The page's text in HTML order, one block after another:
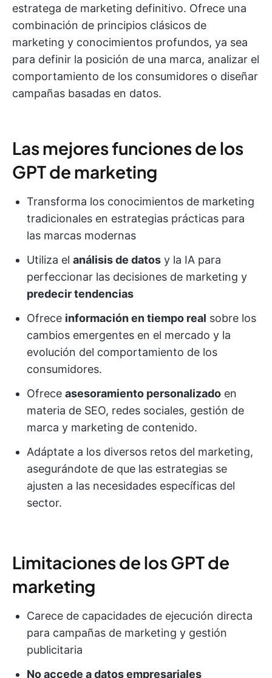
estratega de marketing definitivo. Ofrece una
combinación de principios clásicos de
marketing y conocimientos profundos, ya sea
para definir la posición de una marca, analizar el
comportamiento de los consumidores o diseñar
campañas basadas en datos.
Las mejores funciones de los
GPT de marketing
Transforma los conocimientos de marketing
tradicionales en estrategias prácticas para
las marcas modernas
Utiliza el análisis de datos y la IA para
perfeccionar las decisiones de marketing y
predecir tendencias
Ofrece información en tiempo real sobre los
cambios emergentes en el mercado y la
evolución del comportamiento de los
consumidores.
Ofrece asesoramiento personalizado en
materia de SEO, redes sociales, gestión de
marca y marketing de contenido.
Adáptate a los diversos retos del marketing,
asegurándote de que las estrategias se
ajusten a las necesidades específicas del
sector.
Limitaciones de los GPT de
marketing
Carece de capacidades de ejecución directa
para campañas de marketing y gestión
publicitaria
No accede a datos empresariales